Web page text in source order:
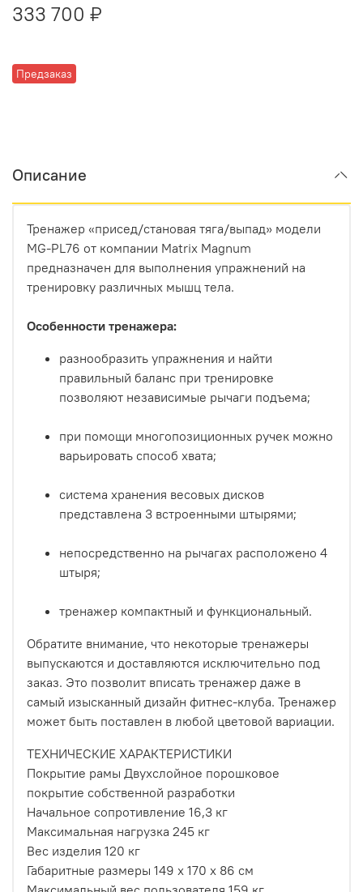
Предзаказ
333 700 ₽
Описание
Тренажер «присед/становая тяга/выпад» модели
MG-PL76 от компании Matrix Magnum
предназначен для выполнения упражнений на
тренировку различных мышц тела.
Особенности тренажера:
разнообразить упражнения и найти
правильный баланс при тренировке
позволяют независимые рычаги подъема;
при помощи многопозиционных ручек можно
варьировать способ хвата;
система хранения весовых дисков
представлена 3 встроенными штырями;
непосредственно на рычагах расположено 4
штыря;
тренажер компактный и функциональный.
Обратите внимание, что некоторые тренажеры
выпускаются и доставляются исключительно под
заказ. Это позволит вписать тренажер даже в
самый изысканный дизайн фитнес-клуба. Тренажер
может быть поставлен в любой цветовой вариации.
ТЕХНИЧЕСКИЕ ХАРАКТЕРИСТИКИ
Покрытие рамы Двухслойное порошковое
покрытие собственной разработки
Начальное сопротивление 16,3 кг
Максимальная нагрузка 245 кг
Вес изделия 120 кг
Габаритные размеры 149 x 170 x 86 см